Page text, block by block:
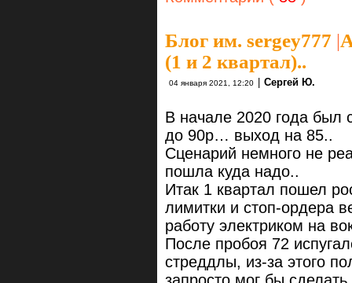
Блог им. sergey777 |
(1 и 2 квартал)..
04 января 2021, 12:20 | Сергей Ю.
В начале 2020 года был
до 90р… выход на 85..
Сценарий немного не
пошла куда надо..
Итак 1 квартал пошел
лимитки и стоп-ордера
работу электриком на
После пробоя 72
стреддлы, из-за этого